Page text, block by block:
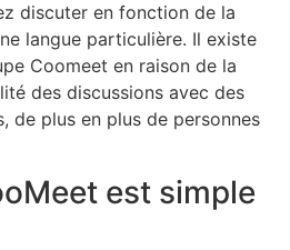
discuter en fonction de la
langue particulière. Il existe
Coomeet en raison de la
des discussions avec des
de plus en plus de personnes
est simple